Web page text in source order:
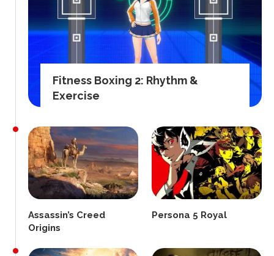
Fitness Boxing 2: Rhythm &
Exercise
Assassin’s Creed
Origins
Persona 5 Royal